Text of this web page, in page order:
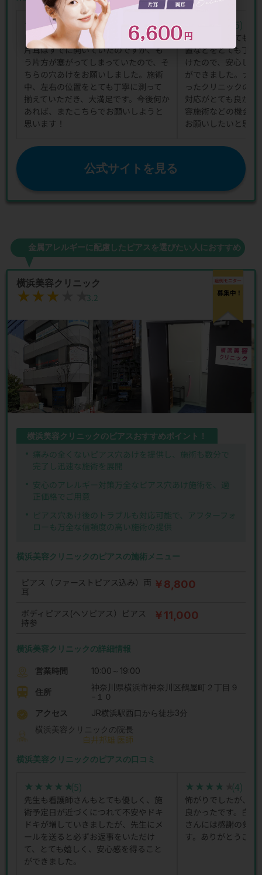
★★★★★
★★★★★(5)
ピアスの施術でお世話になりました！
片耳はすでに開いていたのですが、も
う片方が塞がってしまっていたので、そ
ちらの穴あけをお願いしました。施術
中、左右の位置をとても丁寧に測って
揃えていただき、大満足です。今後何か
あれば、またこちらでお願いしようと
思います！
(5)
ピアスを開けてもら
置などをとても丁寧
けたので、安心し
ができました。ナー
ったクリニックの
対応がとても良か
容施術などの機会
お願いしたいと思い
公式サイトを見る
金属アレルギーに配慮したピアスを選びたい人におすすめ
横浜美容クリニック
★★★★★
★★★★★3.2
横浜美容クリニックのピアスおすすめポイント！
痛みの全くないピアス穴あけを提供し、施術も数分で
完了し迅速な施術を展開
安心のアレルギー対策万全なピアス穴あけ施術を、適
正価格でご用意
ピアス穴あけ後のトラブルも対応可能で、アフターフォ
ローも万全な信頼度の高い施術の提供
横浜美容クリニックのピアスの施術メニュー
ピアス（ファーストピアス込み）両
耳
￥8,800
ボディピアス(ヘソピアス）ピアス
持参
￥11,000
横浜美容クリニックの詳細情報
営業時間 10:00～19:00
住所
神奈川県横浜市神奈川区鶴屋町２丁目９
−１０
アクセス
JR横浜駅西口から徒歩3分
横浜美容クリニックの院長
白井邦雄 医師
横浜美容クリニックのピアスの口コミ
★★★★★
★★★★★(5)
先生も看護師さんもとても優しく、施
術予定日が近づくにつれて不安やドキ
ドキが増していきましたが、先生にメ
ールを送ると必ずお返事をいただけ
て、とても嬉しく、安心感を得ること
ができました。
★★★★★
★★★★★(4)
怖がりでしたが、
良かったです。白
さんには感謝の気
す。ありがとうござ